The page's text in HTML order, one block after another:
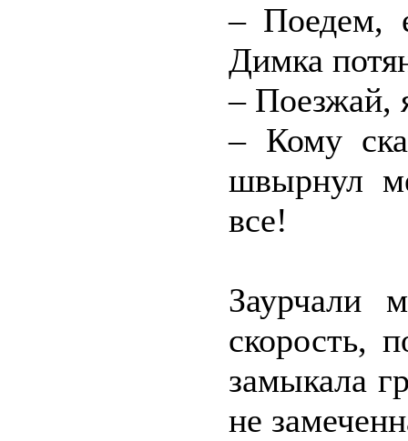
– Поедем,
Димка
– Поезжай,
– Кому
швырнул
все!
Заурчали
скорость,
замыкала
не